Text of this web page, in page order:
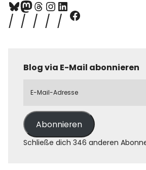
Blog via E-Mail abonnieren
Abonnieren
Schließe dich 346 anderen